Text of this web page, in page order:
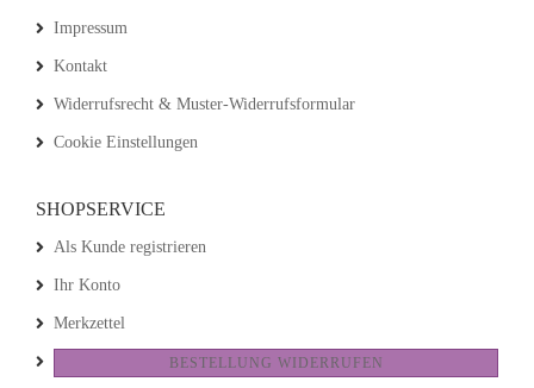
Impressum
Kontakt
Widerrufsrecht & Muster-Widerrufsformular
Cookie Einstellungen
SHOPSERVICE
Als Kunde registrieren
Ihr Konto
Merkzettel
BESTELLUNG WIDERRUFEN